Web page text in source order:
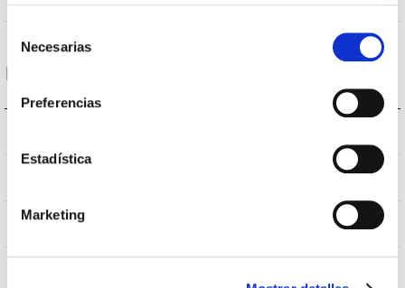
consentimiento
Necesarias
Preferencias
Estadística
Marketing
Logement et finition
67
Couleur du corps 9005